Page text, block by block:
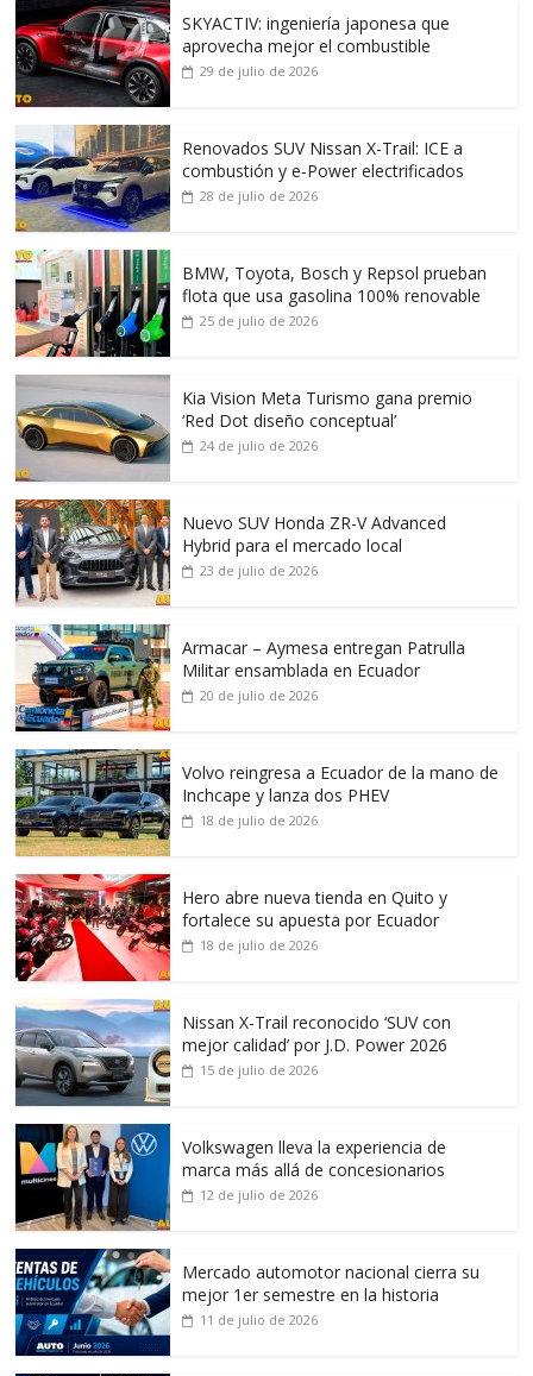
SKYACTIV: ingeniería japonesa que
aprovecha mejor el combustible
29 de julio de 2026
Renovados SUV Nissan X-Trail: ICE a
combustión y e-Power electrificados
28 de julio de 2026
BMW, Toyota, Bosch y Repsol prueban
flota que usa gasolina 100% renovable
25 de julio de 2026
Kia Vision Meta Turismo gana premio
‘Red Dot diseño conceptual’
24 de julio de 2026
Nuevo SUV Honda ZR-V Advanced
Hybrid para el mercado local
23 de julio de 2026
Armacar – Aymesa entregan Patrulla
Militar ensamblada en Ecuador
20 de julio de 2026
Volvo reingresa a Ecuador de la mano de
Inchcape y lanza dos PHEV
18 de julio de 2026
Hero abre nueva tienda en Quito y
fortalece su apuesta por Ecuador
18 de julio de 2026
Nissan X-Trail reconocido ‘SUV con
mejor calidad’ por J.D. Power 2026
15 de julio de 2026
Volkswagen lleva la experiencia de
marca más allá de concesionarios
12 de julio de 2026
Mercado automotor nacional cierra su
mejor 1er semestre en la historia
11 de julio de 2026